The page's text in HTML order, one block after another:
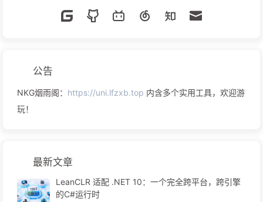
公告
NKG烟雨阁： https://uni.lfzxb.top 内含多个实用工具，欢迎游
玩！
最新文章
LeanCLR 适配 .NET 10：一个完全跨平台，跨引擎
的C#运行时